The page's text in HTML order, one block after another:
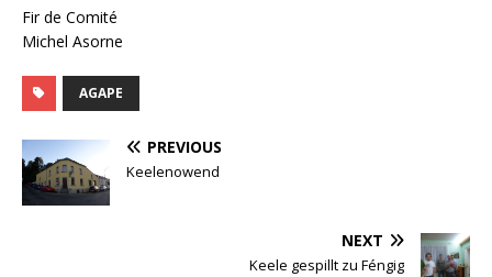
Fir de Comité
Michel Asorne
AGAPE
PREVIOUS
Keelenowend
NEXT
Keele gespillt zu Féngig